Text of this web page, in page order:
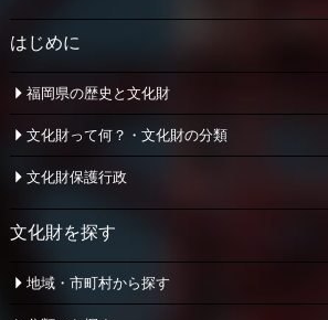
はじめに
福岡県の歴史と文化財
文化財って何？・文化財の分類
文化財保護行政
文化財を探す
地域・市町村から探す